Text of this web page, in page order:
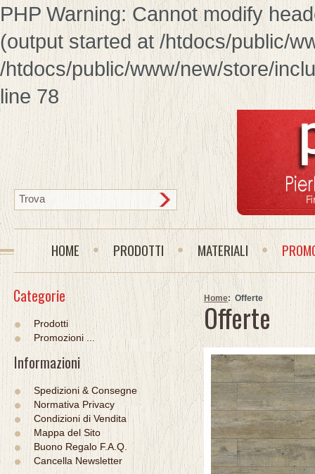
PHP Warning: Cannot modify
(output started at /htdocs/public/
/htdocs/public/www/new/store/
line 78
HOME PRODOTTI MATERIALI
Categorie
Prodotti
Promozioni ...
Informazioni
Spedizioni & Consegne
Normativa Privacy
Condizioni di Vendita
Mappa del Sito
Buono Regalo F.A.Q.
Cancella Newsletter
Home: Offerte
Offerte